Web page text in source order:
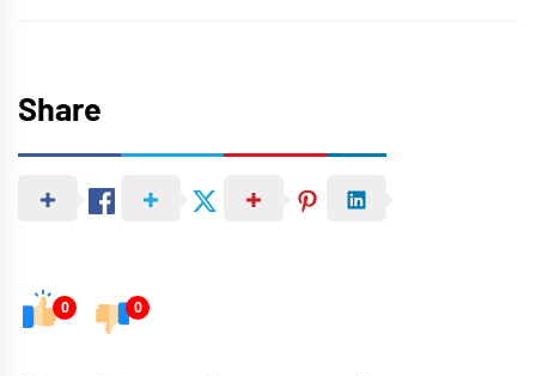
Share
0 0